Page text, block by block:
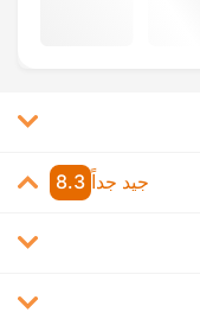
جيد جداً 8.3